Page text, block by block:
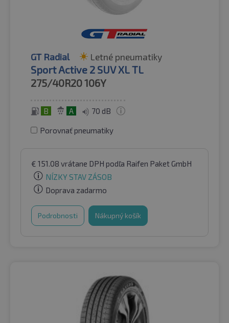
GT Radial Letné pneumatiky
Sport Active 2 SUV XL TL
275/40R20106Y
B A 70 dB
Porovnať pneumatiky
€ 151.08 vrátane DPH podľa Raifen Paket GmbH
NÍZKY STAV ZÁSOB
Doprava zadarmo
Podrobnosti Nákupný košík